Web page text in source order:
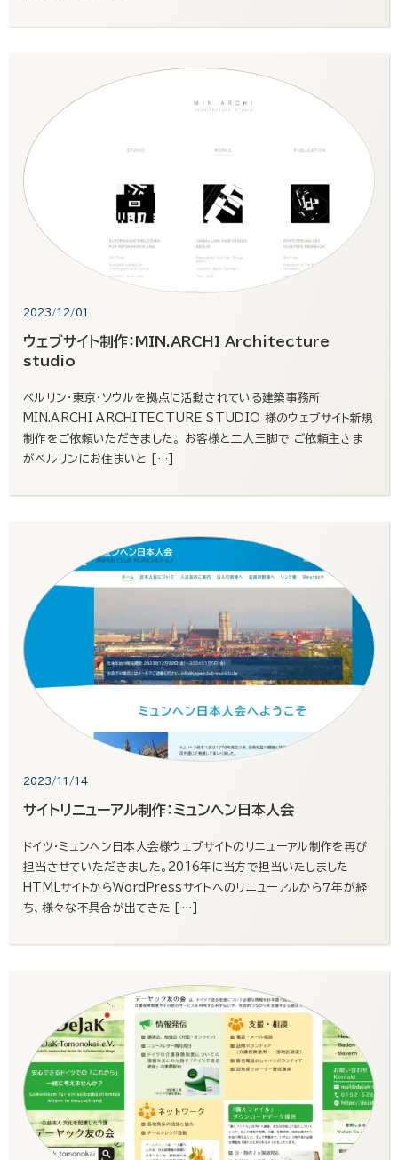
2023/12/01
ウェブサイト制作：MIN.ARCHI Architecture
studio
ベルリン・東京・ソウルを拠点に活動されている建築事務所
MIN.ARCHI ARCHITECTURE STUDIO 様のウェブサイト新規
制作をご依頼いただきました。 お客様と二人三脚で ご依頼主さま
がベルリンにお住まいと […]
2023/11/14
サイトリニューアル制作：ミュンヘン日本人会
ドイツ・ミュンヘン日本人会様ウェブサイトのリニューアル制作を再び
担当させていただきました。2016年に当方で担当いたしました
HTMLサイトからWordPressサイトへのリニューアルから７年が経
ち、様々な不具合が出てきた […]